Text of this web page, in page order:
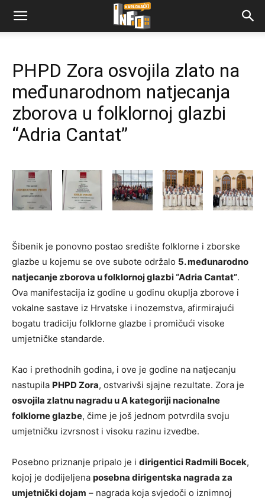
PHPD Zora osvojila zlato na
međunarodnom natjecanja
zborova u folklornoj glazbi
“Adria Cantat”
Šibenik je ponovno postao središte folklorne i zborske
glazbe u kojemu se ove subote održalo 5. međunarodno
natjecanje zborova u folklornoj glazbi “Adria Cantat”.
Ova manifestacija iz godine u godinu okuplja zborove i
vokalne sastave iz Hrvatske i inozemstva, afirmirajući
bogatu tradiciju folklorne glazbe i promičući visoke
umjetničke standarde.
Kao i prethodnih godina, i ove je godine na natjecanju
nastupila PHPD Zora, ostvarivši sjajne rezultate. Zora je
osvojila zlatnu nagradu u A kategoriji nacionalne
folklorne glazbe, čime je još jednom potvrdila svoju
umjetničku izvrsnost i visoku razinu izvedbe.
Posebno priznanje pripalo je i dirigentici Radmili Bocek,
kojoj je dodijeljena posebna dirigentska nagrada za
umjetnički dojam – nagrada koja svjedoči o iznimnoj